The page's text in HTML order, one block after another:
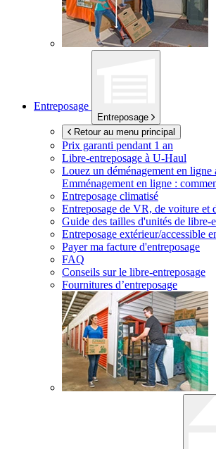
Entreposage
Entreposage
Retour au menu principal
Prix garanti pendant 1 an
Libre-entreposage à U-Haul
Louez un déménagement en ligne
Emménagement en ligne :
Entreposage climatisé
Entreposage de VR, de voiture et
Guide des tailles d'unités de libre-
Entreposage extérieur/accessible
Payer ma facture d'entreposage
FAQ
Conseils sur le libre-entreposage
Fournitures d’entreposage